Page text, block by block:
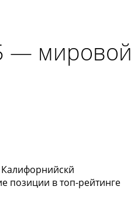
— мировой
позиции в топ-рейтинге